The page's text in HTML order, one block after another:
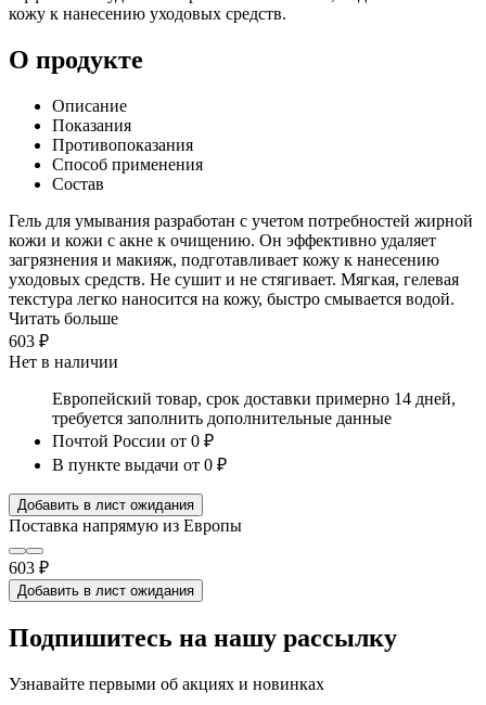
кожу к нанесению уходовых средств.
О продукте
Описание
Показания
Противопоказания
Способ применения
Состав
Гель для умывания разработан с учетом потребностей жирной
кожи и кожи с акне к очищению. Он эффективно удаляет
загрязнения и макияж, подготавливает кожу к нанесению
уходовых средств. Не сушит и не стягивает. Мягкая, гелевая
текстура легко наносится на кожу, быстро смывается водой.
Читать больше
603 ₽
Нет в наличии
Европейский товар, срок доставки примерно 14 дней,
требуется заполнить дополнительные данные
Почтой России от 0 ₽
В пункте выдачи от 0 ₽
Добавить в лист ожидания
Поставка напрямую из Европы
603 ₽
Добавить в лист ожидания
Подпишитесь на нашу рассылку
Узнавайте первыми об акциях и новинках